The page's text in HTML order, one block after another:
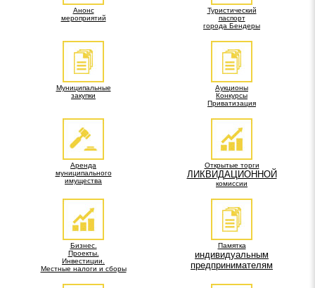
Анонс
мероприятий
Туристический
паспорт
города Бендеры
Муниципальные
закупки
Аукционы
Конкурсы
Приватизация
Аренда
муниципального
имущества
Открытые торги
ЛИКВИДАЦИОННОЙ
комиссии
Бизнес.
Проекты.
Инвестиции.
Местные налоги и сборы
Памятка
индивидуальным
предпринимателям